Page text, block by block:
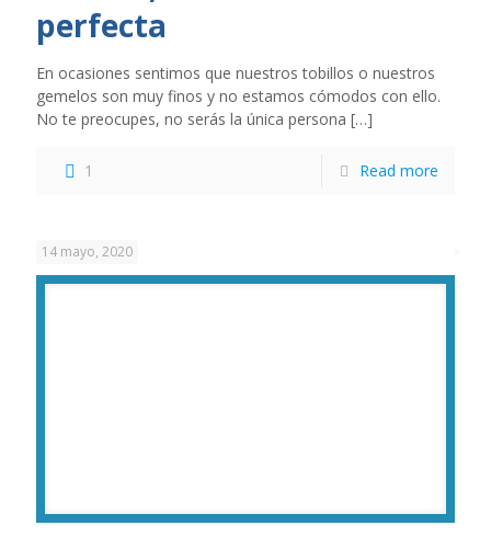
perfecta
En ocasiones sentimos que nuestros tobillos o nuestros
gemelos son muy finos y no estamos cómodos con ello.
No te preocupes, no serás la única persona […]
1 Read more
14 mayo, 2020